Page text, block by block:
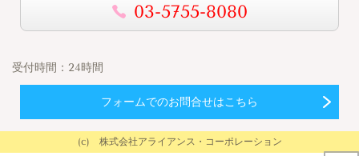
03-5755-8080
受付時間： 24時間
フォームでのお問合せはこちら
(c) 株式会社アライアンス・コーポレーション